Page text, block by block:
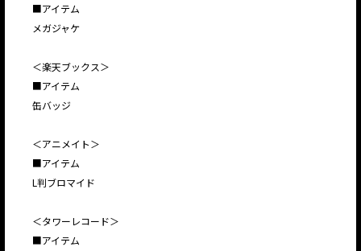
■アイテム
メガジャケ
＜楽天ブックス＞
■アイテム
缶バッジ
＜アニメイト＞
■アイテム
L判ブロマイド
＜タワーレコード＞
■アイテム